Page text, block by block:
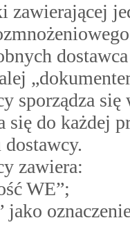
zawierającej
sporządza
się do każdej
zawiera:
WE”;
jako